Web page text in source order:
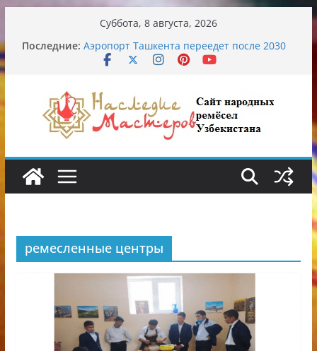
содержимому
Суббота, 8 августа, 2026
Последние: Аэропорт Ташкента переедет после 2030
года
Обрушение на одном из ключевых
перекрёстков Ташкента: перекрыт
путепровод на Буюк Ипак Йули
Узбекские традиционные узоры:
символика и происхождение
ремесленные центры